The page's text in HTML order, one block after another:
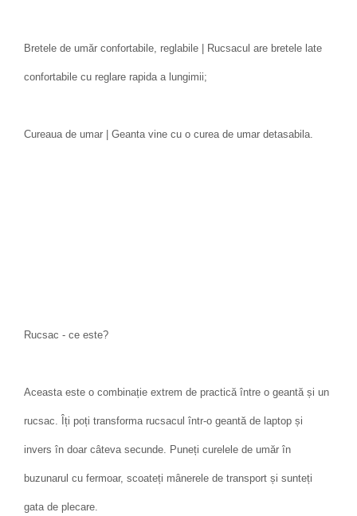
Bretele de umăr confortabile, reglabile | Rucsacul are bretele late
confortabile cu reglare rapida a lungimii;
Cureaua de umar | Geanta vine cu o curea de umar detasabila.
Rucsac - ce este?
Aceasta este o combinație extrem de practică între o geantă și un
rucsac. Îți poți transforma rucsacul într-o geantă de laptop și
invers în doar câteva secunde. Puneți curelele de umăr în
buzunarul cu fermoar, scoateți mânerele de transport și sunteți
gata de plecare.